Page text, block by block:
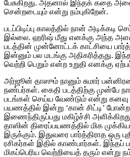
பேசுகிறது. அதனால் இந்தக் கதை
சென்றடையும் என்று நம்புகிறேன்.
படப்பிடிப்பு காலத்தில் நான் அடிக்கடி
இல்லை. ஹரிஷ் மீது எனக்கு அந்த
படத்தின் முன்னோட்டக் காட்சியை
இன்னும் பல மடங்கு அதிகரித்தது.
வெற்றி பெறும் என்ற உறுதி எனக்கு
அர்ஜூன் தாஸும் நானும் சுமார்
நண்பர்கள். கைதி படத்திற்கு முன்பே
படங்கள் செய்ய வேண்டும் என்று
பயணத்தில் இன்று ‘கான் சிட்டி’ போன்ற
இணைந்திருப்பது மகிழ்ச்சி
தாஸின் திரைப்பயணத்தில் மிக
இருக்கும். இதுவரை பார்த்திராத ஒரு
ரசிகர்கள் இதில் காண்பார்கள். இந்தப்
மிகப்பெரிய வெற்றியைத் தரும் என்று